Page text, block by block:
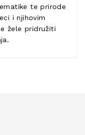
te prirode
i njihovim
žele pridružiti